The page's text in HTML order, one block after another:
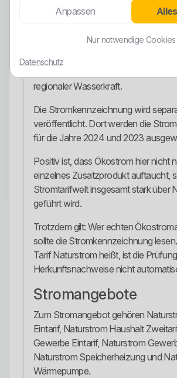
Tarifbezeichnungen zeigen klar,
im Stromangebot eine zentrale Rolle
Bei den öffentlichen Ladesäulen wird
aus Wasserkraft genannt. Das passt
regionaler Wasserkraft.
Die Stromkennzeichnung wird
veröffentlicht. Dort werden die
für die Jahre 2024 und 2023
Positiv ist, dass Ökostrom hier nicht
einzelnes Zusatzprodukt auftaucht,
Stromtarifwelt insgesamt stark über
geführt wird.
Trotzdem gilt: Wer echten
sollte die Stromkennzeichnung
Tarif Naturstrom heißt, ist die
Herkunftsnachweise nicht
Stromangebote
Zum Stromangebot gehören
Eintarif, Naturstrom Haushalt
Gewerbe Eintarif, Naturstrom
Naturstrom Speicherheizung und
Wärmepumpe.
Anpassen
Nur notwendige Cookies
Datenschutz